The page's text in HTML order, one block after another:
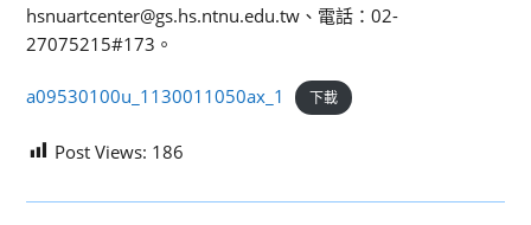
hsnuartcenter@gs.hs.ntnu.edu.tw、電話：02-
27075215#173。
a09530100u_1130011050ax_1 下載
Post Views: 186